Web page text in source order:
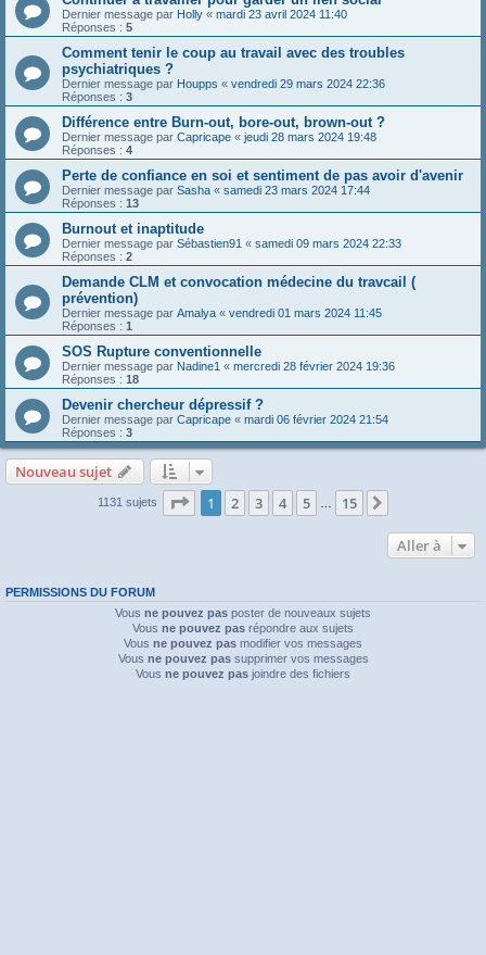
Dernier message par Holly « mardi 23 avril 2024 11:40
Réponses : 5
Comment tenir le coup au travail avec des troubles
psychiatriques ?
Dernier message par Houpps « vendredi 29 mars 2024 22:36
Réponses : 3
Différence entre Burn-out, bore-out, brown-out ?
Dernier message par Capricape « jeudi 28 mars 2024 19:48
Réponses : 4
Perte de confiance en soi et sentiment de pas avoir d'avenir
Dernier message par Sasha « samedi 23 mars 2024 17:44
Réponses : 13
Burnout et inaptitude
Dernier message par Sébastien91 « samedi 09 mars 2024 22:33
Réponses : 2
Demande CLM et convocation médecine du travcail (
prévention)
Dernier message par Amalya « vendredi 01 mars 2024 11:45
Réponses : 1
SOS Rupture conventionnelle
Dernier message par Nadine1 « mercredi 28 février 2024 19:36
Réponses : 18
Devenir chercheur dépressif ?
Dernier message par Capricape « mardi 06 février 2024 21:54
Réponses : 3
Nouveau sujet
1131 sujets Page 1sur15
1 2 3 4 5 15
Aller à
PERMISSIONS DU FORUM
Vous ne pouvez pas poster de nouveaux sujets
Vous ne pouvez pas répondre aux sujets
Vous ne pouvez pas modifier vos messages
Vous ne pouvez passupprimer vos messages
Vous ne pouvez pas joindre des fichiers